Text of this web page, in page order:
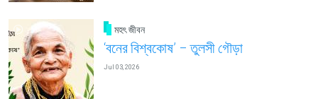
মহৎ জীবন
‘বনের বিশ্বকোষ’ – তুলসী গৌড়া
Jul 03, 2026